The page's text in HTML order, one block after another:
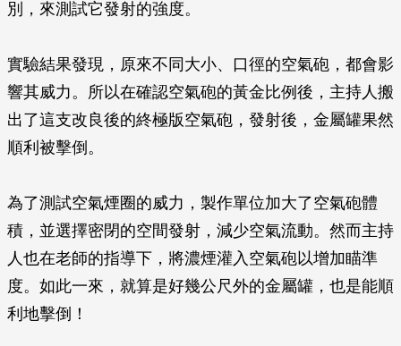
別，來測試它發射的強度。
實驗結果發現，原來不同大小、口徑的空氣砲，都會影
響其威力。所以在確認空氣砲的黃金比例後，主持人搬
出了這支改良後的終極版空氣砲，發射後，金屬罐果然
順利被擊倒。
為了測試空氣煙圈的威力，製作單位加大了空氣砲體
積，並選擇密閉的空間發射，減少空氣流動。然而主持
人也在老師的指導下，將濃煙灌入空氣砲以增加瞄準
度。如此一來，就算是好幾公尺外的金屬罐，也是能順
利地擊倒！